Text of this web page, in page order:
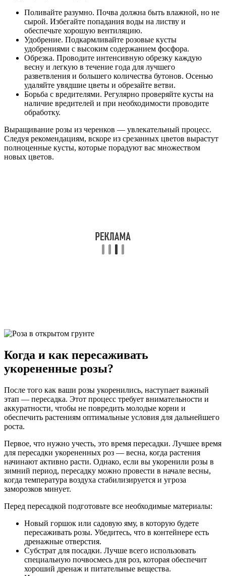
Поливайте разумно. Почва должна быть влажной, но не
сырой. Избегайте попадания воды на листву и
обеспечьте хорошую вентиляцию.
Удобрение. Подкармливайте розовые кусты
удобрениями с высоким содержанием фосфора.
Обрезка. Проводите интенсивную обрезку каждую
весну и легкую в течение года для лучшего
разветвления и большего количества бутонов. Осенью
удаляйте увядшие цветы и обрезайте ветви.
Борьба с вредителями. Регулярно проверяйте кусты на
наличие вредителей и при необходимости проводите
обработку.
Выращивание розы из черенков — увлекательный процесс.
Следуя рекомендациям, вскоре из срезанных цветов вырастут
полноценные кусты, которые порадуют вас множеством
новых цветов.
Когда и как пересаживать
укорененные розы?
После того как ваши розы укоренились, наступает важный
этап — пересадка. Этот процесс требует внимательности и
аккуратности, чтобы не повредить молодые корни и
обеспечить растениям оптимальные условия для дальнейшего
роста.
Первое, что нужно учесть, это время пересадки. Лучшее время
для пересадки укорененных роз — весна, когда растения
начинают активно расти. Однако, если вы укоренили розы в
зимний период, пересадку можно провести в начале весны,
когда температура воздуха стабилизируется и угроза
заморозков минует.
Перед пересадкой подготовьте все необходимые материалы:
Новый горшок или садовую яму, в которую будете
пересаживать розы. Убедитесь, что в контейнере есть
дренажные отверстия.
Субстрат для посадки. Лучше всего использовать
специальную почвосмесь для роз, которая обеспечит
хороший дренаж и питательные вещества.